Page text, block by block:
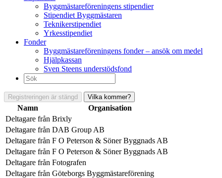
Byggmästareföreningens stipendier
Stipendiet Byggmästaren
Teknikerstipendiet
Yrkesstipendiet
Fonder
Byggmästareföreningens fonder – ansök om medel
Hjälpkassan
Sven Steens understödsfond
Sök
efter:
Registreringen är stängd Vilka kommer?
Namn
Organisation
Deltagare från Brixly
Deltagare från DAB Group AB
Deltagare från F O Peterson & Söner Byggnads AB
Deltagare från F O Peterson & Söner Byggnads AB
Deltagare från Fotografen
Deltagare från Göteborgs Byggmästareförening